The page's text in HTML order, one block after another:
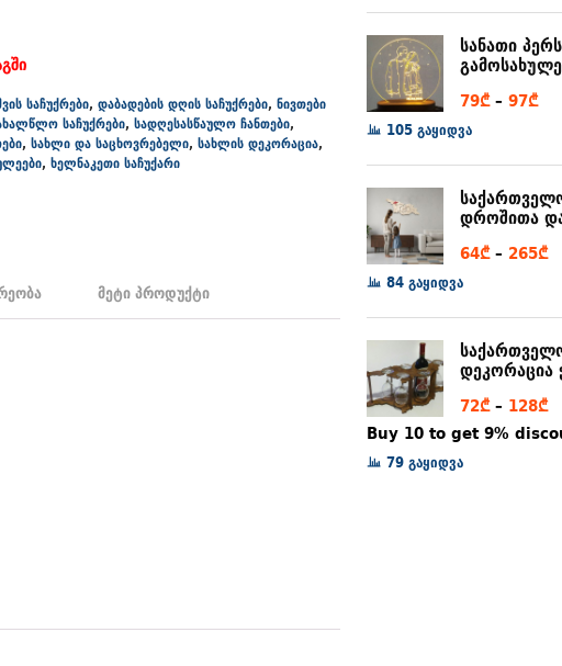
საჩუქრები, დაბადების დღის საჩუქრები, ნივთები
საჩუქრები, სადღესასწაულო ჩანთები,
, სახლი და საცხოვრებელი, სახლის დეკორაცია,
, ხელნაკეთი საჩუქარი
მეტი პროდუქტი
80₾
სანათი
79₾ – 97₾
105 გაყიდვა
დროშითა
64₾ – 265₾
84 გაყიდვა
დეკორაცია
72₾ – 128₾
Buy 10 to get 9%
79 გაყიდვა